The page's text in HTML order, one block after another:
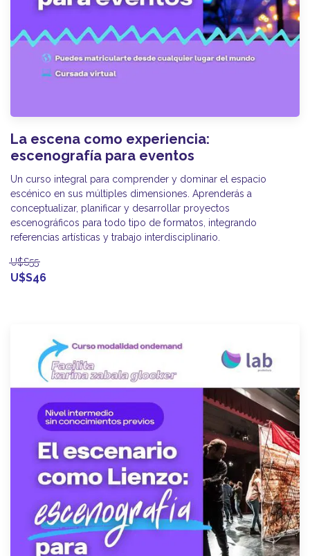
La escena como experiencia:
escenografía para eventos
Un curso integral para comprender y dominar el espacio
escénico en sus múltiples dimensiones. Aprenderás a
conceptualizar, planificar y desarrollar proyectos
escenográficos para todo tipo de formatos, integrando
referencias artísticas y trabajo interdisciplinario.
U$S55
U$S46